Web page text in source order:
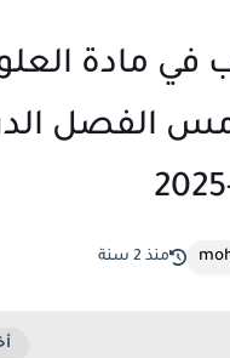
في مادة
الفصل
منذ 2 سنة